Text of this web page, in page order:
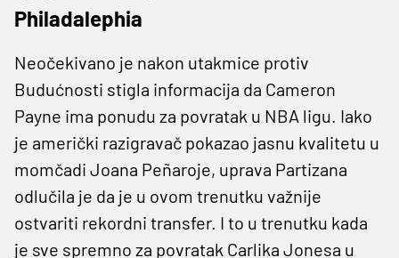
Philadalephia
Neočekivano je nakon utakmice protiv
Budućnosti stigla informacija da Cameron
Payne ima ponudu za povratak u NBA ligu. Iako
je američki razigravač pokazao jasnu kvalitetu u
momčadi Joana Peñaroje, uprava Partizana
odlučila je da je u ovom trenutku važnije
ostvariti rekordni transfer. I to u trenutku kada
je sve spremno za povratak Carlika Jonesa u